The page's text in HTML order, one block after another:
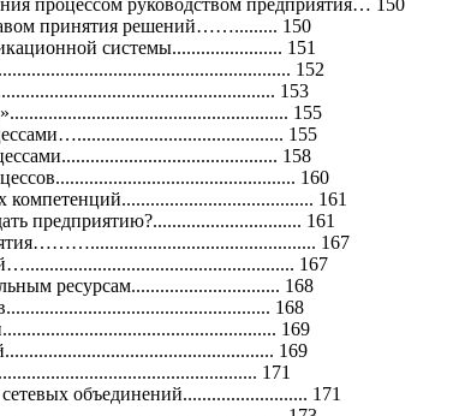
принятия решений……......... 150
системы....................... 151
152
153
155
155
158
160
161
предприятию?............................... 161
167
167
ресурсам............................... 168
168
169
169
171
объединений.......................... 171